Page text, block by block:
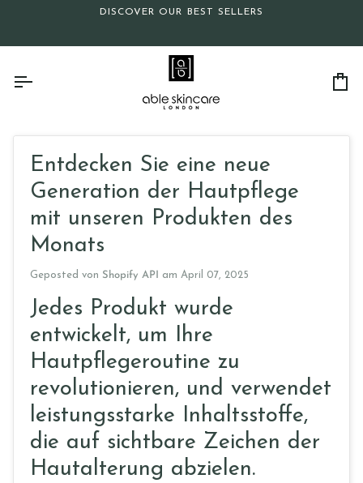
DISCOVER OUR BEST SELLERS
Entdecken Sie eine neue
Generation der Hautpflege
mit unseren Produkten des
Monats
Geposted von Shopify API am April 07, 2025
Jedes Produkt wurde
entwickelt, um Ihre
Hautpflegeroutine zu
revolutionieren, und verwendet
leistungsstarke Inhaltsstoffe,
die auf sichtbare Zeichen der
Hautalterung abzielen.